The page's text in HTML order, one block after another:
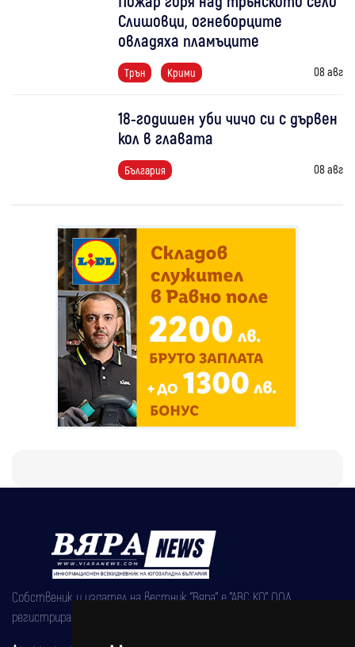
Слишовци, огнеборците
овладяха пламъците
Трън Крими 08 авг
18-годишен уби чичо си с дървен
кол в главата
България 08 авг
Собственик и издател на вестник "Вяра" е "АВС КО" ООД,
регистрирана на 08.05.2002 година.